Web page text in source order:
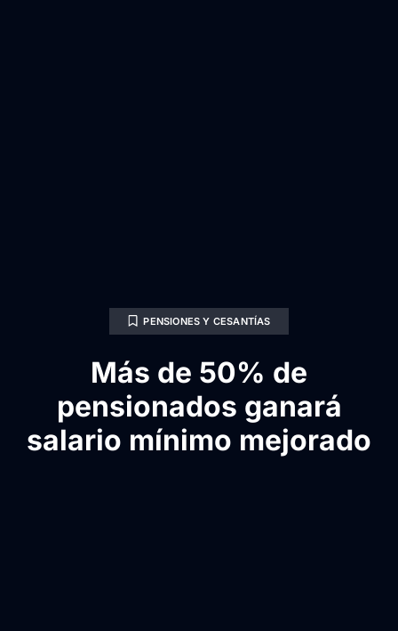
PENSIONES Y CESANTÍAS
Más de 50% de
pensionados ganará
salario mínimo mejorado